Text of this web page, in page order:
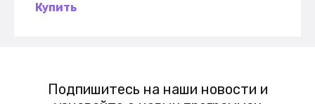
Купить
Подпишитесь на наши новости и